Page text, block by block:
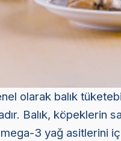
olarak balık
Balık, köpeklerin
3 yağ asitlerini